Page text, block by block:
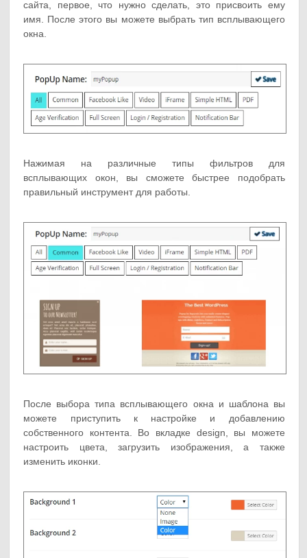
сайта, первое, что нужно сделать, это присвоить ему
имя. После этого вы можете выбрать тип всплывающего
окна.
Нажимая на различные типы фильтров для
всплывающих окон, вы сможете быстрее подобрать
правильный инструмент для работы.
После выбора типа всплывающего окна и шаблона вы
можете приступить к настройке и добавлению
собственного контента. Во вкладке design, вы можете
настроить цвета, загрузить изображения, а также
изменить иконки.